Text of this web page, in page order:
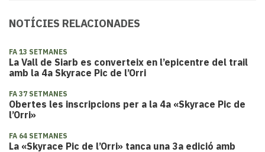
NOTÍCIES RELACIONADES
FA 13 SETMANES
La Vall de Siarb es converteix en l’epicentre del trail
amb la 4a Skyrace Pic de l’Orri
FA 37 SETMANES
Obertes les inscripcions per a la 4a «Skyrace Pic de
l’Orri»
FA 64 SETMANES
La «Skyrace Pic de l’Orri» tanca una 3a edició amb